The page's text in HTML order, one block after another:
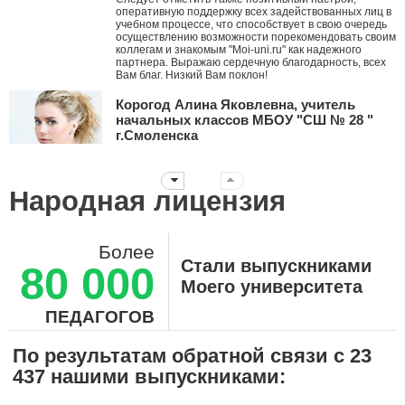
оперативную поддержку всех задействованных лиц в
учебном процессе, что способствует в свою очередь
осуществлению возможности порекомендовать своим
коллегам и знакомым "Moi-uni.ru" как надежного
партнера. Выражаю сердечную благодарность, всех
Вам благ. Низкий Вам поклон!
Корогод Алина Яковлевна, учитель
начальных классов МБОУ "СШ № 28 "
г.Смоленска
года. Это ты мне первым рассказал про АМО и я их
стала внедрять в работу, вводя в ступор коллег. За
эти годы нашей дружбы ты давал мне креативные
идеи, заставлял думать, двигаться дальше
учителей объединяет крыша твоего университета!!!
Суханова Светлана Вячеславовна,
воспитатель ДО-2, ГБОУ Школа №657 г.
Москва
педагогам шагать в ногу со временем! Здесь каждый
может найти курс, необходимый ему, именно в
данный момент, для повышения своей
педагогической компетенции. Современное
Народная лицензия
Более
80 000
ПЕДАГОГОВ
Стали выпускниками
Моего университета
По результатам обратной связи с 23
437 нашими выпускниками: